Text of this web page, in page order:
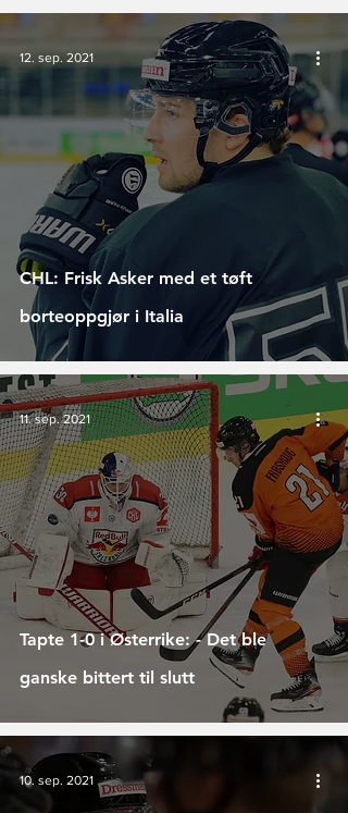
CHL: Frisk Asker med et tøft
borteoppgjør i Italia
12. sep. 2021
Tapte 1-0 i Østerrike: - Det ble
ganske bittert til slutt
11. sep. 2021
10. sep. 2021